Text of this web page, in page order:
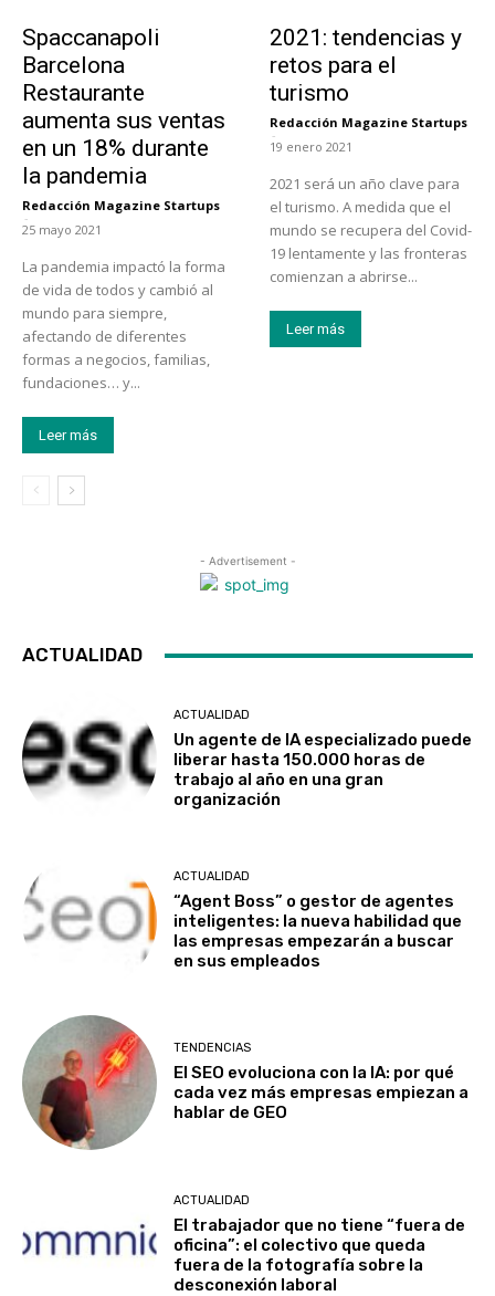
Spaccanapoli
Barcelona
Restaurante
aumenta sus ventas
en un 18% durante
la pandemia
Redacción Magazine Startups
-
25 mayo 2021
La pandemia impactó la forma
de vida de todos y cambió al
mundo para siempre,
afectando de diferentes
formas a negocios, familias,
fundaciones… y...
Leer más
2021: tendencias y
retos para el
turismo
Redacción Magazine Startups
-
19 enero 2021
2021 será un año clave para
el turismo. A medida que el
mundo se recupera del Covid-
19 lentamente y las fronteras
comienzan a abrirse...
Leer más
- Advertisement -
ACTUALIDAD
ACTUALIDAD
Un agente de IA especializado puede
liberar hasta 150.000 horas de
trabajo al año en una gran
organización
ACTUALIDAD
“Agent Boss” o gestor de agentes
inteligentes: la nueva habilidad que
las empresas empezarán a buscar
en sus empleados
TENDENCIAS
El SEO evoluciona con la IA: por qué
cada vez más empresas empiezan a
hablar de GEO
ACTUALIDAD
El trabajador que no tiene “fuera de
oficina”: el colectivo que queda
fuera de la fotografía sobre la
desconexión laboral